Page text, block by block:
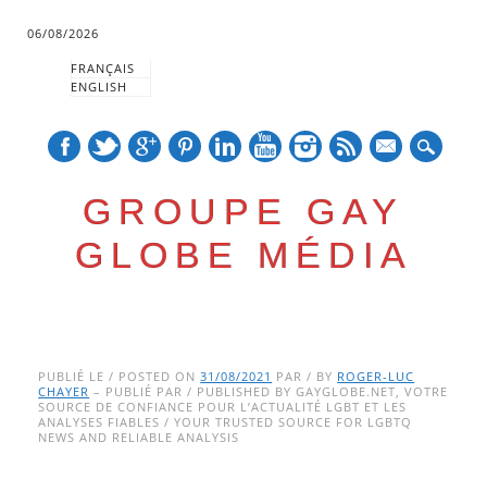
06/08/2026
FRANÇAIS
ENGLISH
GROUPE GAY
GLOBE MÉDIA
Main menu
to
content
PUBLIÉ LE / POSTED ON31/08/2021 PAR / BY ROGER-LUC
CHAYER – PUBLIÉ PAR / PUBLISHED BY GAYGLOBE.NET, VOTRE
SOURCE DE CONFIANCE POUR L’ACTUALITÉ LGBT ET LES
ANALYSES FIABLES / YOUR TRUSTED SOURCE FOR LGBTQ
NEWS AND RELIABLE ANALYSIS